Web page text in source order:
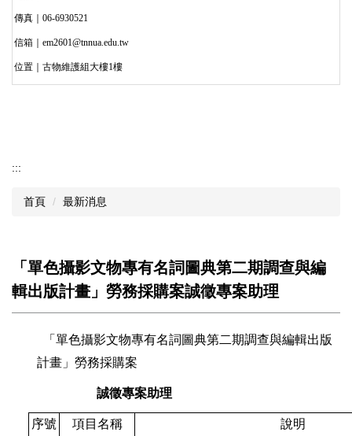
傳真｜06-6930521
信箱｜em2601@tnnua.edu.tw
位置｜古物維護組大樓1樓
:::
首頁 最新消息
「單色攝影文物專有名詞圖典第二期調查與編
輯出版計畫」勞務採購案誠徵專案助理
「單色攝影文物專有名詞圖典第二期調查與編輯出版
計畫」勞務採購案
誠徵專案助理
序號 項目名稱 說明